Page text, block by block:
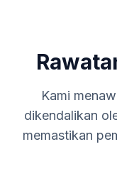
Kami
dikendalikan
memastikan